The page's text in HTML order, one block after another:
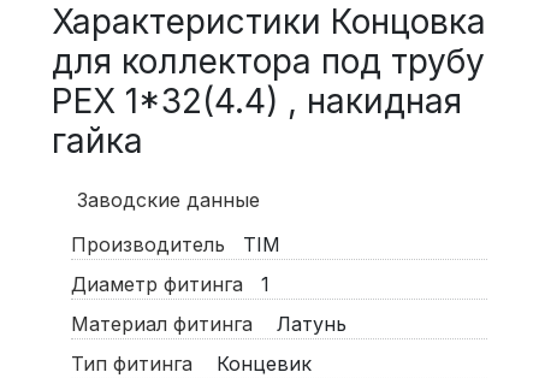
Характеристики Концовка
для коллектора под трубу
PEX 1*32(4.4) , накидная
гайка
Заводские данные
Производитель
TIM
Диаметр фитинга
1
Материал фитинга
Латунь
Тип фитинга
Концевик